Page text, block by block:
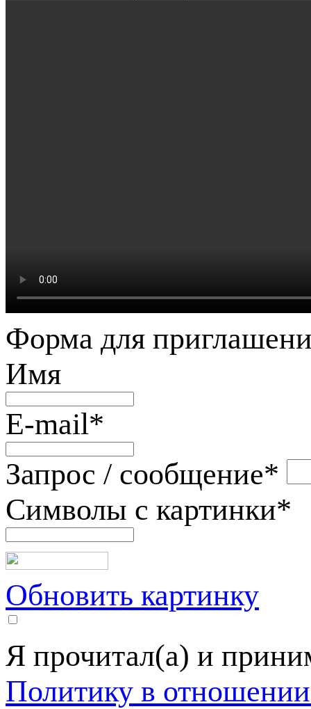
Форма для
Имя
E-mail*
Запрос / сообщение*
Символы с картинки*
Обновить картинку
Я прочитал(а) и
Политику в